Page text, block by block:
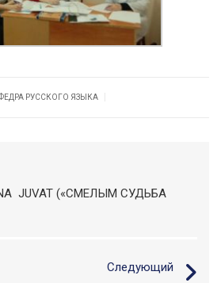
РУССКОГО ЯЗЫКА
JUVAT («СМЕЛЫМ СУДЬБА
Следующий